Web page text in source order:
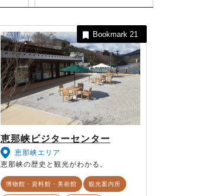
恵那峡ビジターセンター
恵那峡エリア
恵那峡の歴史と観光がわかる。
博物館・資料館・美術館 観光案内所
Bookmark 21